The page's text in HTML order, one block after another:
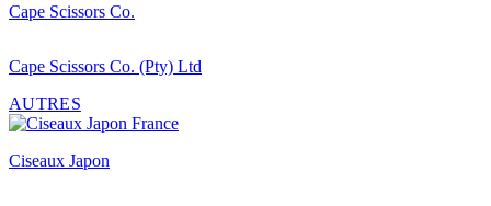
Cape Scissors Co.
Cape Scissors Co. (Pty) Ltd
AUTRES
Ciseaux Japon